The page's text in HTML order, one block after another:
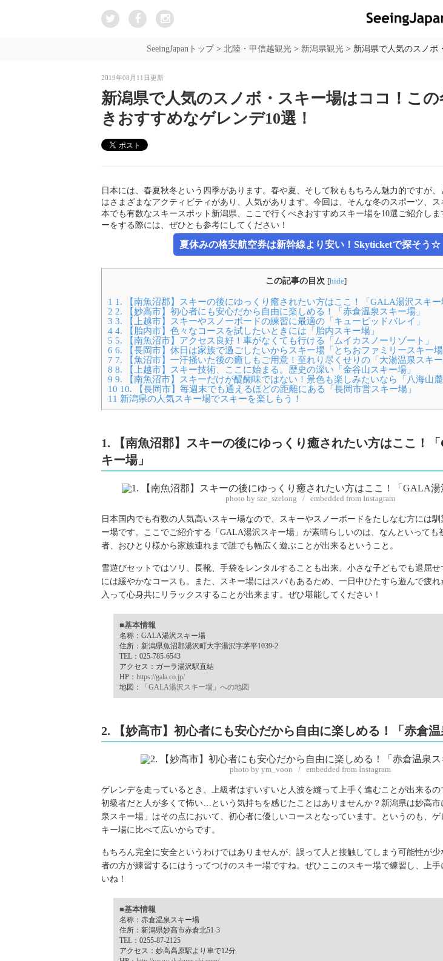
SeeingJapanトップ> 北陸・甲信越観光> 新潟県観光> 新潟県で人気のスノボ
2019年08月11日更新
新潟県で人気のスノボ・スキー場はココ！こ
きおすすめなゲレンデ10選！
日本には、春夏秋冬という四季があります。春や夏、そして秋ももちろん魅力的ですが
はさまざまなアクティビティがあり、人気があります。今回は、そんな冬のスポーツ、ス
本でも有数なスキースポット新潟県、ここで行くべきおすすめスキー場を10選ご紹介し
ーをする際には、ぜひとも参考にしてください！
夏休みの格安航空券は新幹線より安い！Skyticketで探そう☆
この記事の目次 [hide]
1 1. 【南魚沼郡】スキーの後にゆっくり癒されたい方はここ！「GALA湯沢スキー
2 2. 【妙高市】初心者にも安心だから自由に楽しめる！「赤倉温泉スキー場」
3 3. 【上越市】スキーやスノーボードの練習に最適の「キューピッドバレイ」
4 4. 【胎内市】色々なコースを試したいときには「胎内スキー場」
5 5. 【南魚沼市】アクセス良好！車がなくても行ける「ムイカスノーリゾート」
6 6. 【長岡市】休日は家族で過ごしたいからスキー場「とちおファミリースキー場
7 7. 【魚沼市】一汗掻いた後の癒しもご用意！至れり尽くせりの「大湯温泉スキー
8 8. 【上越市】スキー技術、ここに始まる。歴史の深い「金谷山スキー場」
9 9. 【南魚沼市】スキーだけが醍醐味ではない！景色も楽しみたいなら「八海山麓
10 10. 【長岡市】毎週末でも通えるほどの距離にある「長岡市営スキー場」
11 新潟県の人気スキー場でスキーを楽しもう！
1. 【南魚沼郡】スキーの後にゆっくり癒されたい方はここ！
キー場」
photo by sze_szelong / embedded from Instagram
日本国内でも有数の人気高いスキー場なので、スキーやスノーボードをたしなむ方には
ー場です。ここでご紹介する「GALA湯沢スキー場」が素晴らしいのは、なんといっても
者、おひとり様から家族連れまで誰でも幅広く遊ぶことが出来るということ。
雪遊びセットではソリ、長靴、手袋をレンタルすることも出来、小さな子どもでも退屈
には緩やかなコースも。また、スキー場にはスパもあるため、一日中ひたすら遊んで疲れ
入って心身共にリラックスすることが出来ます。ぜひ堪能してください！
■基本情報
名称：GALA湯沢スキー場
住所：新潟県魚沼郡湯沢町大字湯沢字茅平1039-2
TEL：025-785-6543
アクセス：ガーラ湯沢駅直結
HP： https://gala.co.jp/
地図：
「GALA湯沢スキー場」への地図
2. 【妙高市】初心者にも安心だから自由に楽しめる！「赤倉温
photo by ym_voon / embedded from Instagram
ゲレンデを走っているとき、上級者はすいすいと人波を縫って上手く進むことが出来るの
初級者だと人が多くて怖い…という気持ちを感じたことはありませんか？新潟県は妙高市
泉スキー場」はその点において、初心者に優しいコースとなっています。というのも、ゲ
キー場に比べて広いからです。
もちろん完全に安全というわけではありませんが、誤って人と接触してしまう可能性が
者の方が練習するにはうってつけのスキー場ですね。ぜひここのスキー場で練習し、上手
いね！
■基本情報
名称：赤倉温泉スキー場
住所：新潟県妙高市赤倉北51-3
TEL：0255-87-2125
アクセス：妙高高原駅より車で12分